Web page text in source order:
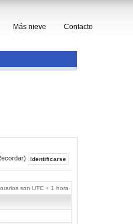
Más nieve Contacto
son UTC + 1 hora